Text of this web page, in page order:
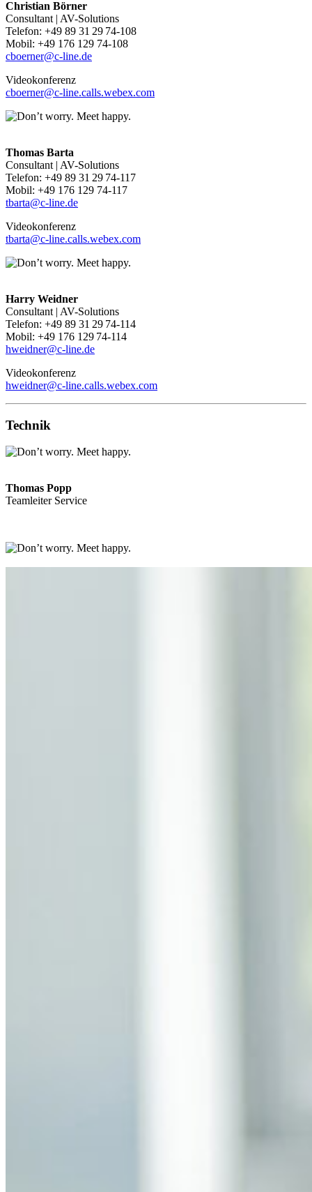
Christian Börner
Consultant | AV-Solutions
Telefon: +49 89 31 29 74-108
Mobil: +49 176 129 74-108
cboerner@c-line.de
Videokonferenz
cboerner@c-line.calls.webex.com
Thomas Barta
Consultant | AV-Solutions
Telefon: +49 89 31 29 74-117
Mobil: +49 176 129 74-117
tbarta@c-line.de
Videokonferenz
tbarta@c-line.calls.webex.com
Harry Weidner
Consultant | AV-Solutions
Telefon: +49 89 31 29 74-114
Mobil: +49 176 129 74-114
hweidner@c-line.de
Videokonferenz
hweidner@c-line.calls.webex.com
Technik
Thomas Popp
Teamleiter Service